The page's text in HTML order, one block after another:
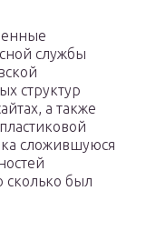
службы
структур
а также
сложившуюся
сколько был